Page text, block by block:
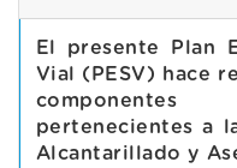
El presente Plan
Vial (PESV) hace
pertenecientes a
Alcantarillado y